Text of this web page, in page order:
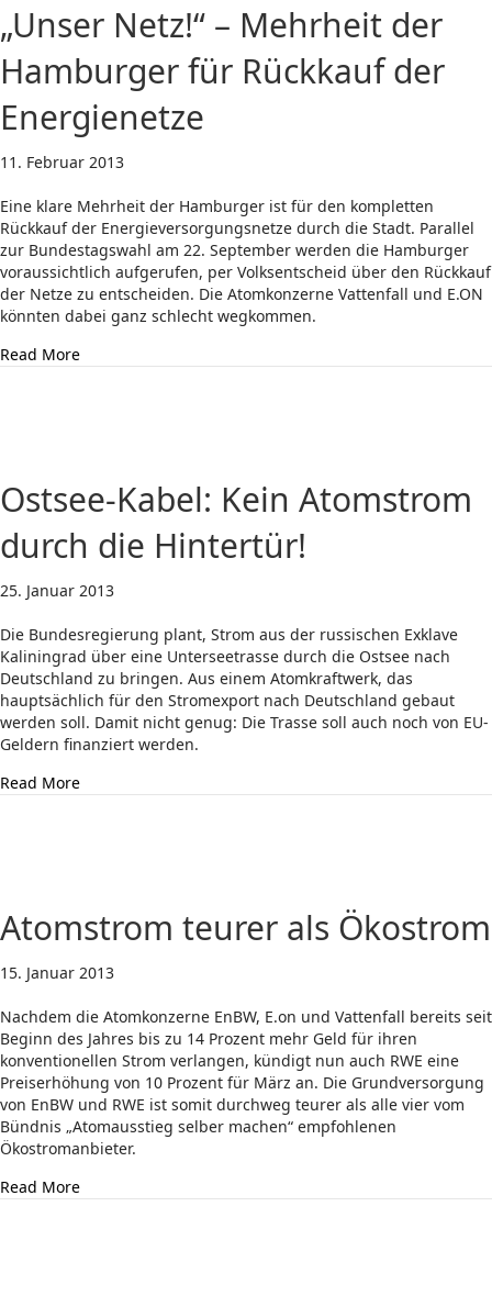
„Unser Netz!“ – Mehrheit der
Hamburger für Rückkauf der
Energienetze
11. Februar 2013
Eine klare Mehrheit der Hamburger ist für den kompletten
Rückkauf der Energieversorgungsnetze durch die Stadt. Parallel
zur Bundestagswahl am 22. September werden die Hamburger
voraussichtlich aufgerufen, per Volksentscheid über den Rückkauf
der Netze zu entscheiden. Die Atomkonzerne Vattenfall und E.ON
könnten dabei ganz schlecht wegkommen.
Read Moreabout „Unser Netz!“ – Mehrheit der Hamburger für
Ostsee-Kabel: Kein Atomstrom
durch die Hintertür!
25. Januar 2013
Die Bundesregierung plant, Strom aus der russischen Exklave
Kaliningrad über eine Unterseetrasse durch die Ostsee nach
Deutschland zu bringen. Aus einem Atomkraftwerk, das
hauptsächlich für den Stromexport nach Deutschland gebaut
werden soll. Damit nicht genug: Die Trasse soll auch noch von EU-
Geldern finanziert werden.
Read Moreabout Ostsee-Kabel: Kein Atomstrom durch die
Atomstrom teurer als Ökostrom
15. Januar 2013
Nachdem die Atomkonzerne EnBW, E.on und Vattenfall bereits seit
Beginn des Jahres bis zu 14 Prozent mehr Geld für ihren
konventionellen Strom verlangen, kündigt nun auch RWE eine
Preiserhöhung von 10 Prozent für März an. Die Grundversorgung
von EnBW und RWE ist somit durchweg teurer als alle vier vom
Bündnis „Atomausstieg selber machen“ empfohlenen
Ökostromanbieter.
Read Moreabout Atomstrom teurer als Ökostrom